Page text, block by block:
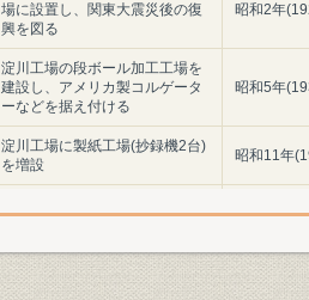
場に設置し、関東大震災後の復
興を図る
昭和2年
淀川工場の段ボール加工工場を
建設し、アメリカ製コルゲータ
ーなどを据え付ける
昭和5年
淀川工場に製紙工場(抄録機2台)
を増設
昭和11年
昭和11年